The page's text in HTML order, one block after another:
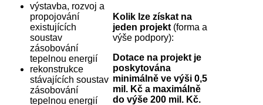
výstavba, rozvoj a
propojování
existujících
soustav
zásobování
tepelnou energií
rekonstrukce
stávajících soustav
zásobování
tepelnou energií
Kolik lze získat na
jeden projekt (forma a
výše podpory):
Dotace na projekt je
poskytována
minimálně ve výši 0,5
mil. Kč a maximálně
do výše 200 mil. Kč.